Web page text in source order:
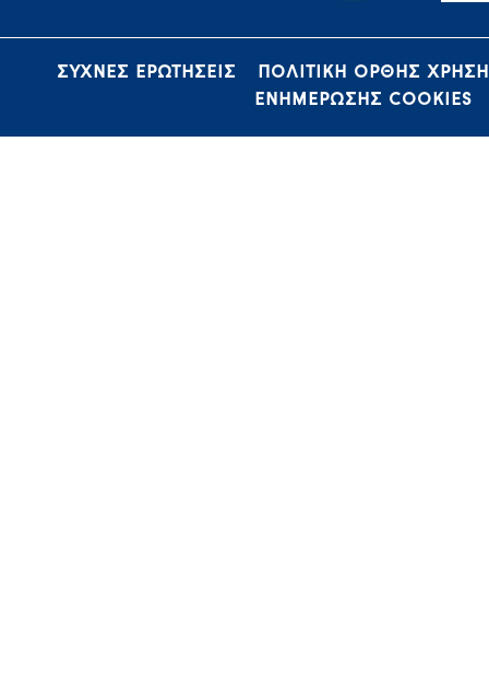
ΣΥΧΝΕΣ ΕΡΩΤΗΣΕΙΣ
ΠΟΛΙΤΙΚΗ ΟΡΘΗΣ
ΕΝΗΜΕΡΩΣΗΣ COOKIES